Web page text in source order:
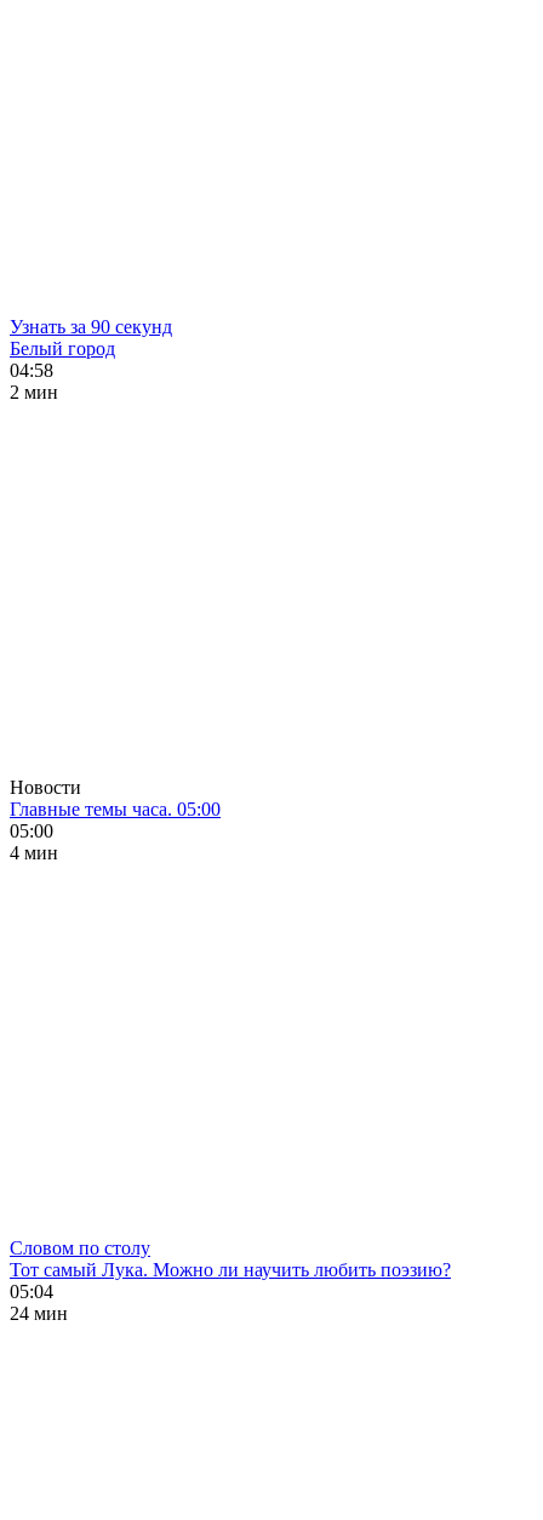
Узнать за 90 секунд
Белый город
04:58
2 мин
Новости
Главные темы часа. 05:00
05:00
4 мин
Словом по столу
Тот самый Лука. Можно ли научить любить поэзию?
05:04
24 мин